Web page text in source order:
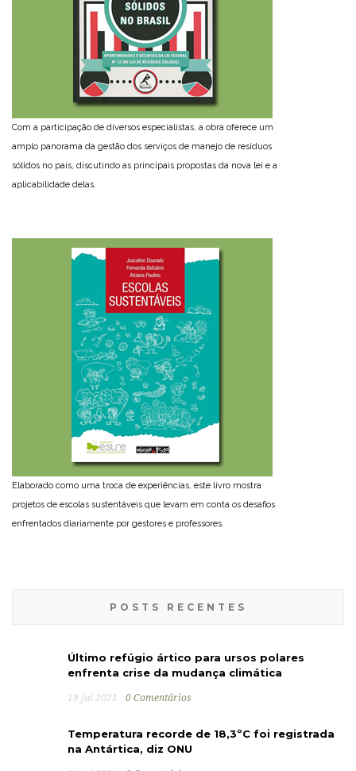
Com a participação de diversos especialistas, a obra oferece um
amplo panorama da gestão dos serviços de manejo de resíduos
sólidos no país, discutindo as principais propostas da nova lei e a
aplicabilidade delas.
Elaborado como uma troca de experiências, este livro mostra
projetos de escolas sustentáveis que levam em conta os desafios
enfrentados diariamente por gestores e professores.
POSTS RECENTES
Último refúgio ártico para ursos polares
enfrenta crise da mudança climática
19 jul 2021 0 Comentários
Temperatura recorde de 18,3ºC foi registrada
na Antártica, diz ONU